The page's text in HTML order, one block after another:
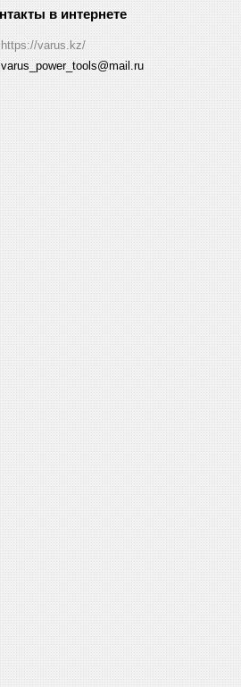
https://varus.kz/
varus_power_tools@mail.ru